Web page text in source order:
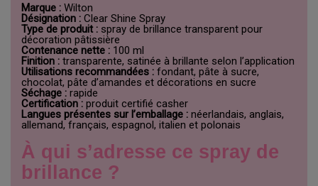
Marque : Wilton
Désignation : Clear Shine Spray
Type de produit : spray de brillance transparent pour
décoration pâtissière
Contenance nette : 100 ml
Finition : transparente, satinée à brillante selon l’application
Utilisations recommandées : fondant, pâte à sucre,
chocolat, pâte d’amandes et décorations en sucre
Séchage : rapide
Certification : produit certifié casher
Langues présentes sur l’emballage : néerlandais, anglais,
allemand, français, espagnol, italien et polonais
À qui s’adresse ce spray de
brillance ?